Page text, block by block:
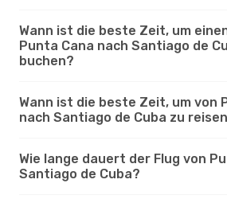
Wann ist die beste Zeit, um
Punta Cana nach Santiago de
buchen?
Wann ist die beste Zeit, um von
nach Santiago de Cuba zu
Wie lange dauert der Flug von
Santiago de Cuba?